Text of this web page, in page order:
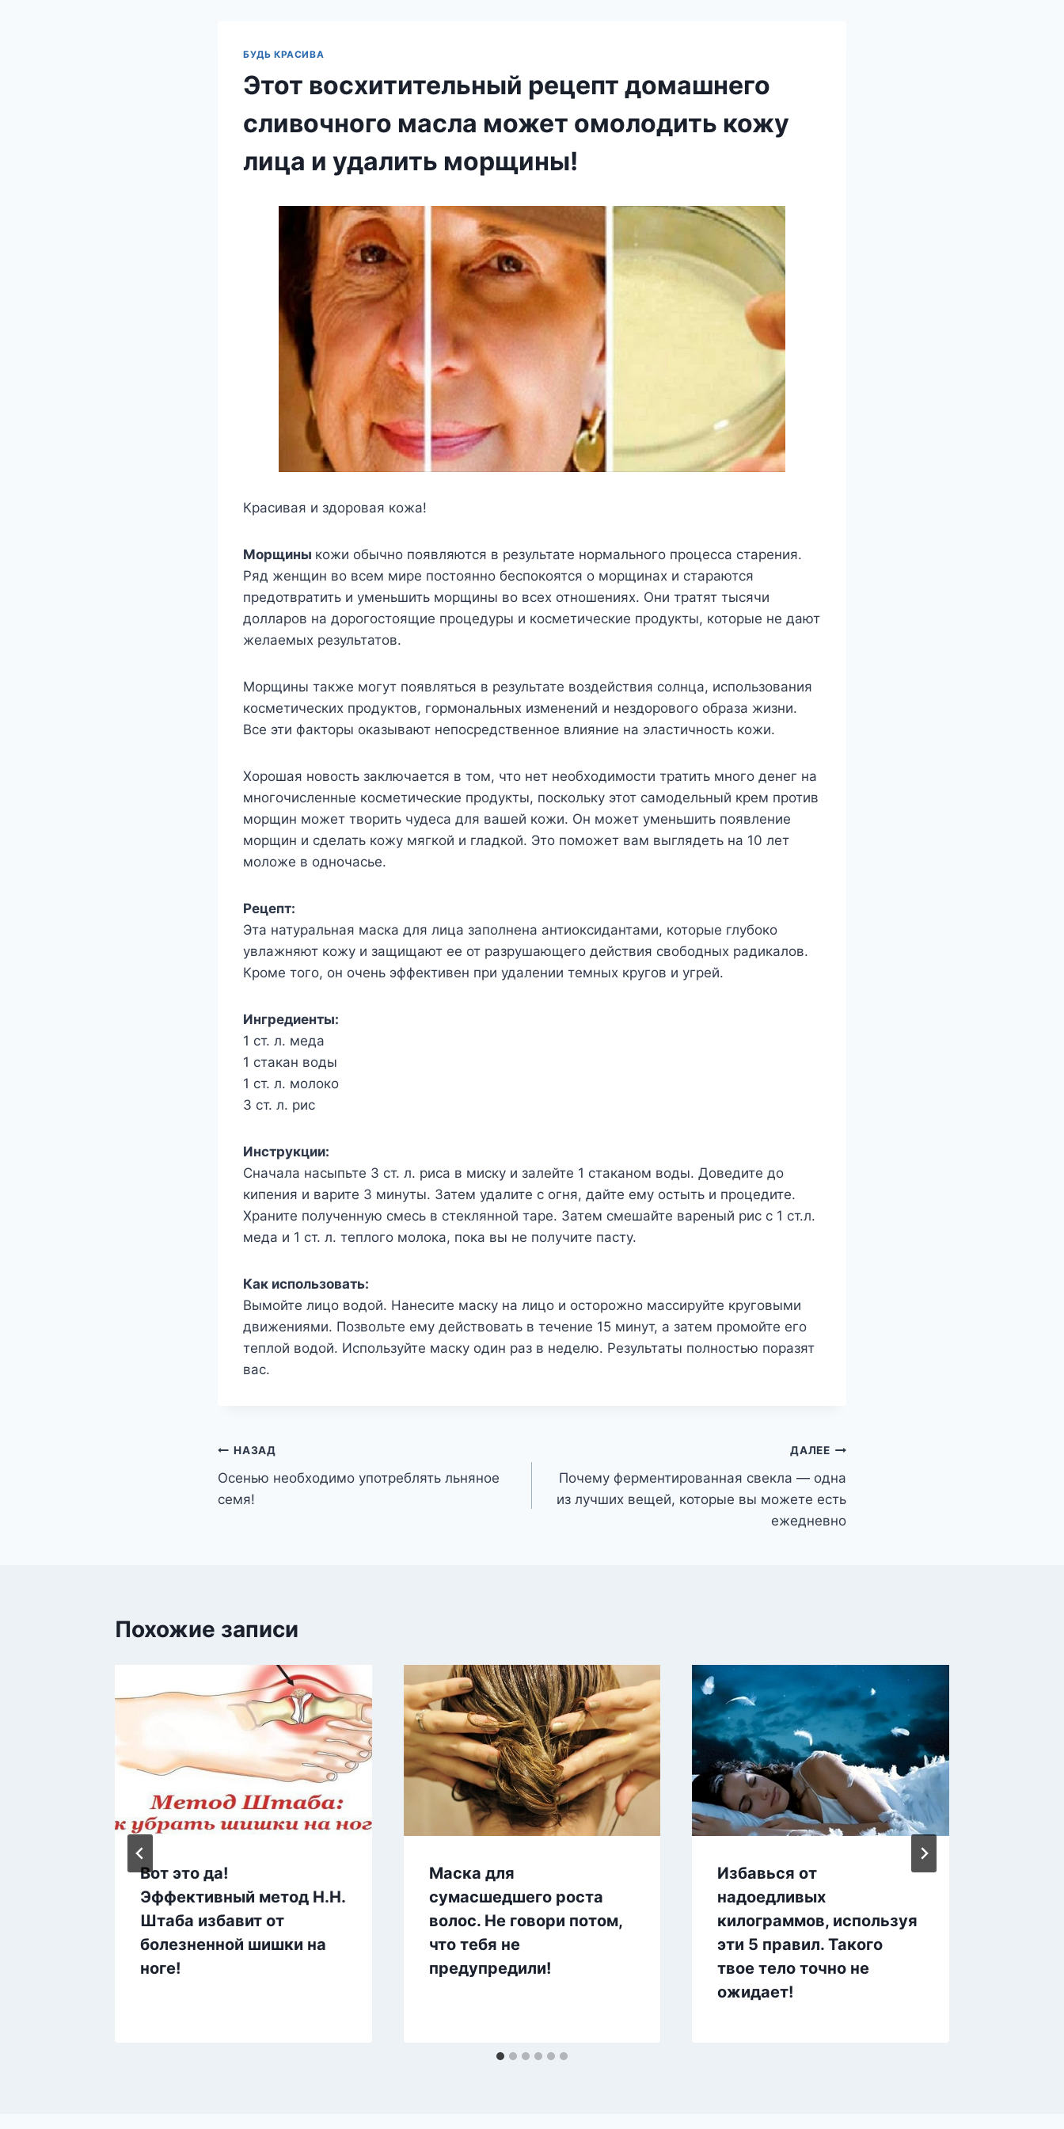
БУДЬ КРАСИВА
Этот восхитительный рецепт домашнего
сливочного масла может омолодить кожу
лица и удалить морщины!
Красивая и здоровая кожа!
Морщины кожи обычно появляются в результате нормального процесса старения.
Ряд женщин во всем мире постоянно беспокоятся о морщинах и стараются
предотвратить и уменьшить морщины во всех отношениях. Они тратят тысячи
долларов на дорогостоящие процедуры и косметические продукты, которые не дают
желаемых результатов.
Морщины также могут появляться в результате воздействия солнца, использования
косметических продуктов, гормональных изменений и нездорового образа жизни.
Все эти факторы оказывают непосредственное влияние на эластичность кожи.
Хорошая новость заключается в том, что нет необходимости тратить много денег на
многочисленные косметические продукты, поскольку этот самодельный крем против
морщин может творить чудеса для вашей кожи. Он может уменьшить появление
морщин и сделать кожу мягкой и гладкой. Это поможет вам выглядеть на 10 лет
моложе в одночасье.
Рецепт:
Эта натуральная маска для лица заполнена антиоксидантами, которые глубоко
увлажняют кожу и защищают ее от разрушающего действия свободных радикалов.
Кроме того, он очень эффективен при удалении темных кругов и угрей.
Ингредиенты:
1 ст. л. меда
1 стакан воды
1 ст. л. молоко
3 ст. л. рис
Инструкции:
Сначала насыпьте 3 ст. л. риса в миску и залейте 1 стаканом воды. Доведите до
кипения и варите 3 минуты. Затем удалите с огня, дайте ему остыть и процедите.
Храните полученную смесь в стеклянной таре. Затем смешайте вареный рис с 1 ст.л.
меда и 1 ст. л. теплого молока, пока вы не получите пасту.
Как использовать:
Вымойте лицо водой. Нанесите маску на лицо и осторожно массируйте круговыми
движениями. Позвольте ему действовать в течение 15 минут, а затем промойте его
теплой водой. Используйте маску один раз в неделю. Результаты полностью поразят
вас.
Навигация
по
НАЗАД
Осенью необходимо употреблять льняное
семя!
ДАЛЕЕ
Почему ферментированная свекла — одна
из лучших вещей, которые вы можете есть
ежедневно
Похожие записи
Вот это да!
Эффективный метод Н.Н.
Штаба избавит от
болезненной шишки на
ноге!
Маска для
сумасшедшего роста
волос. Не говори потом,
что тебя не
предупредили!
Избавься от
надоедливых
килограммов, используя
эти 5 правил. Такого
твое тело точно не
ожидает!